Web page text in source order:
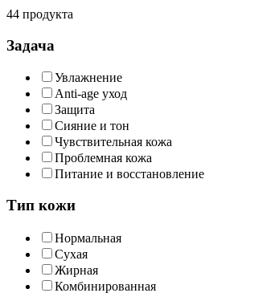
44 продукта
Задача
Увлажнение
Anti-age уход
Защита
Сияние и тон
Чувствительная кожа
Проблемная кожа
Питание и восстановление
Тип кожи
Нормальная
Сухая
Жирная
Комбинированная